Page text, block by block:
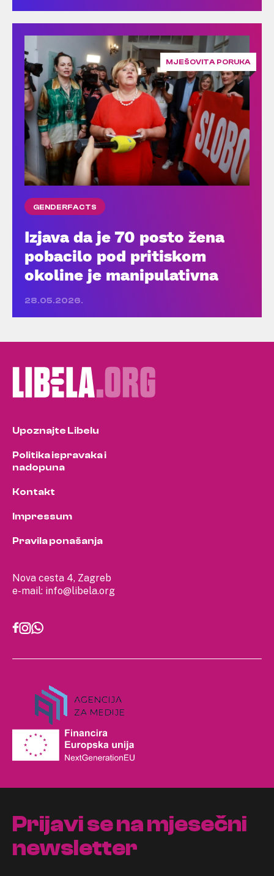
MJEŠOVITA PORUKA
GENDERFACTS
Izjava da je 70 posto žena
pobacilo pod pritiskom
okoline je manipulativna
28.05.2026.
Nova cesta 4, Zagreb
e-mail: info@libela.org
Upoznajte Libelu
Politika ispravaka i
nadopuna
Kontakt
Impressum
Pravila ponašanja
Prijavi se na mjesečni
newsletter